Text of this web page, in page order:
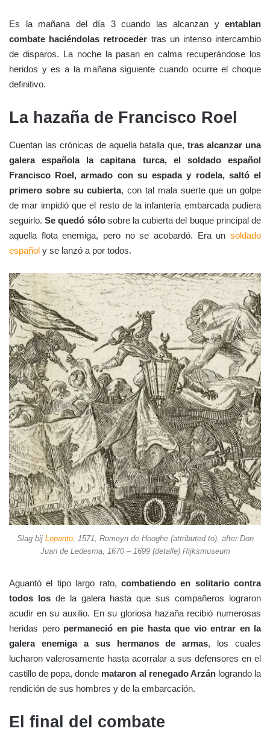
Es la mañana del día 3 cuando las alcanzan y entablan
combate haciéndolas retroceder tras un intenso intercambio
de disparos. La noche la pasan en calma recuperándose los
heridos y es a la mañana siguiente cuando ocurre el choque
definitivo.
La hazaña de Francisco Roel
Cuentan las crónicas de aquella batalla que,tras alcanzar una
galera española la capitana turca, el soldado español
Francisco Roel, armado con su espada y rodela, saltó el
primero sobre su cubierta, con tal mala suerte que un golpe
de mar impidió que el resto de la infantería embarcada pudiera
seguirlo.Se quedó sólosobre la cubierta del buque principal de
aquella flota enemiga, pero no se acobardó. Era un soldado
español y se lanzó a por todos.
Slag bij Lepanto, 1571, Romeyn de Hooghe (attributed to), after Don
Juan de Ledesma, 1670 – 1699 (detalle) Rijksmuseum
Aguantó el tipo largo rato, combatiendo en solitario contra
todos losde la galera hasta que sus compañeros lograron
acudir en su auxilio. En su gloriosa hazaña recibió numerosas
heridas pero permaneció en pie hasta que vio entrar en la
galera enemiga a sus hermanos de armas, los cuales
lucharon valerosamente hasta acorralar a sus defensores en el
castillo de popa, donde mataron al renegado Arzánlogrando la
rendición de sus hombres y de la embarcación.
El final del combate